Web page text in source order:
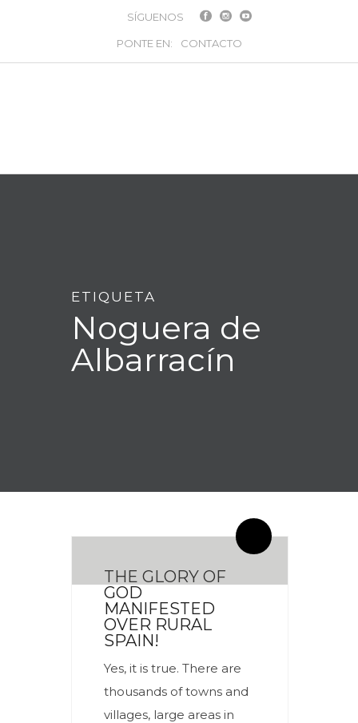
SÍGUENOS
PONTE EN: CONTACTO
ETIQUETA
Noguera de
Albarracín
THE GLORY OF
GOD
MANIFESTED
OVER RURAL
SPAIN!
Yes, it is true. There are
thousands of towns and
villages, large areas in